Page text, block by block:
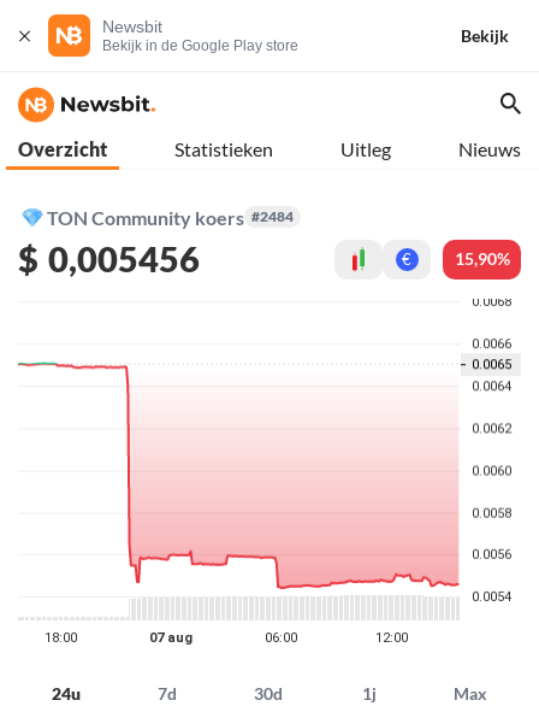
Newsbit
Bekijk in de Google Play store
Bekijk
Overzicht Statistieken Uitleg Nieuws
TON Community koers #2484
$ 0,005456 € 15,90%
24u 7d 30d 1j Max